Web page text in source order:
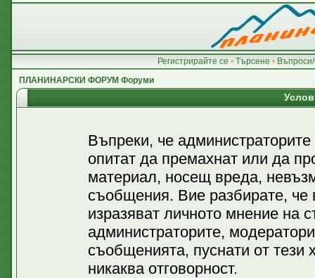
Регистрирайте се • Търсене •
ПЛАНИНАРСКИ ФОРУМ Форуми
Въпреки, че
опитат да премахнат или да
материал, носещ вреда,
съобщения. Вие разбирате,
изразяват личното мнение на
администраторите,
съобщенията, пуснати от тези
никаква отговорност.